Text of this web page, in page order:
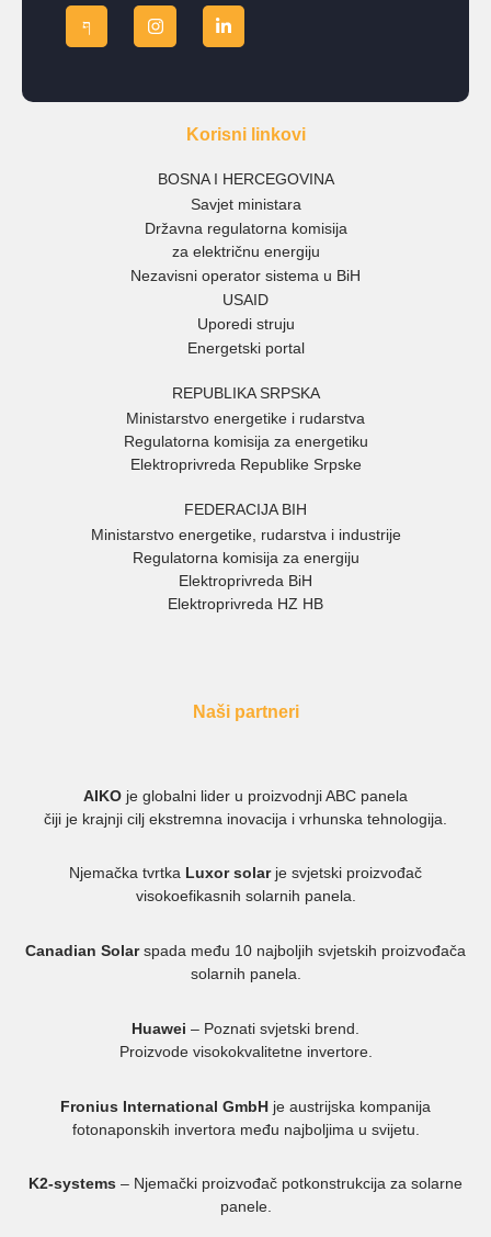
Korisni linkovi
BOSNA I HERCEGOVINA
Savjet ministara
Državna regulatorna komisija
za električnu energiju
Nezavisni operator sistema u BiH
USAID
Uporedi struju
Energetski portal
REPUBLIKA SRPSKA
Ministarstvo energetike i rudarstva
Regulatorna komisija za energetiku
Elektroprivreda Republike Srpske
FEDERACIJA BIH
Ministarstvo energetike, rudarstva i industrije
Regulatorna komisija za energiju
Elektroprivreda BiH
Elektroprivreda HZ HB
Naši partneri
AIKO je globalni lider u proizvodnji ABC panela
čiji je krajnji cilj ekstremna inovacija i vrhunska tehnologija.
Njemačka tvrtka Luxor solarje svjetski proizvođač
visokoefikasnih solarnih panela.
Canadian Solarspada među 10 najboljih svjetskih proizvođača
solarnih panela.
Huawei – Poznati svjetski brend.
Proizvode visokokvalitetne invertore.
Fronius International GmbH je austrijska kompanija
fotonaponskih invertora među najboljima u svijetu.
K2-systems – Njemački proizvođač potkonstrukcija za solarne
panele.